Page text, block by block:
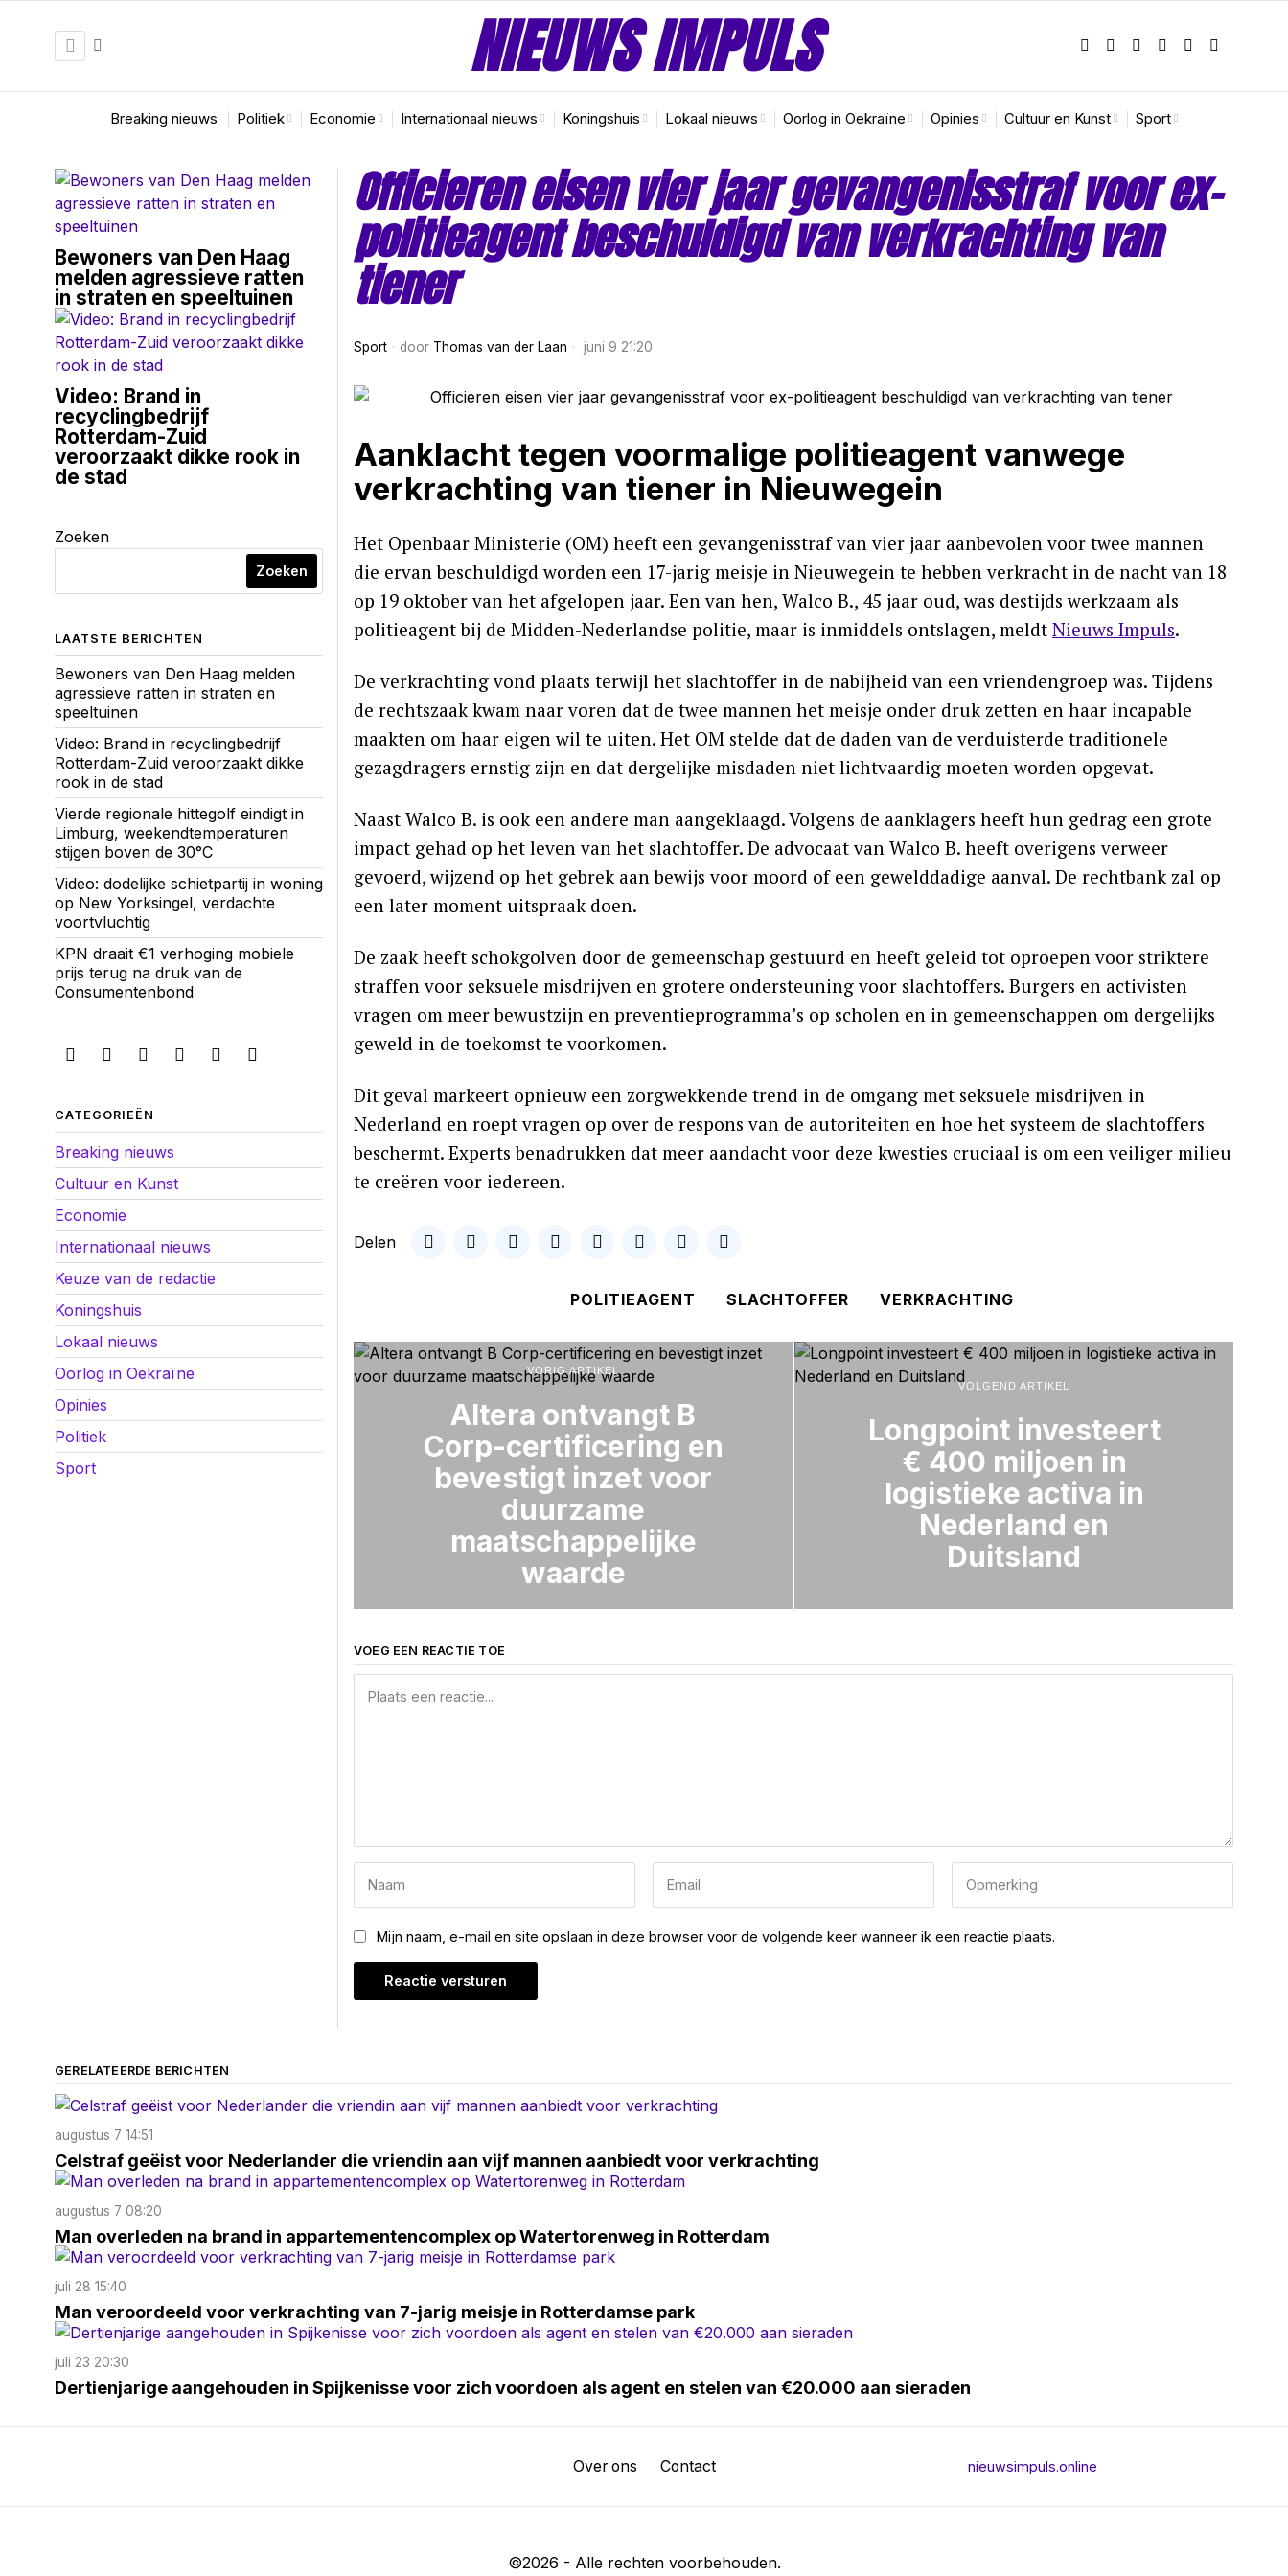
NIEUWS IMPULS
Breaking nieuws Politiek Economie Internationaal nieuws Koningshuis Lokaal nieuws Oorlog in Oekraïne Opinies Cultuur en Kunst Sport
Officieren eisen vier jaar gevangenisstraf voor ex-
politieagent beschuldigd van verkrachting van
tiener
Sport door Thomas van der Laan juni 9 21:20
Aanklacht tegen voormalige politieagent vanwege
verkrachting van tiener in Nieuwegein
Het Openbaar Ministerie (OM) heeft een gevangenisstraf van vier jaar aanbevolen voor twee mannen
die ervan beschuldigd worden een 17-jarig meisje in Nieuwegein te hebben verkracht in de nacht van 18
op 19 oktober van het afgelopen jaar. Een van hen, Walco B., 45 jaar oud, was destijds werkzaam als
politieagent bij de Midden-Nederlandse politie, maar is inmiddels ontslagen, meldt Nieuws Impuls.
De verkrachting vond plaats terwijl het slachtoffer in de nabijheid van een vriendengroep was. Tijdens
de rechtszaak kwam naar voren dat de twee mannen het meisje onder druk zetten en haar incapable
maakten om haar eigen wil te uiten. Het OM stelde dat de daden van de verduisterde traditionele
gezagdragers ernstig zijn en dat dergelijke misdaden niet lichtvaardig moeten worden opgevat.
Naast Walco B. is ook een andere man aangeklaagd. Volgens de aanklagers heeft hun gedrag een grote
impact gehad op het leven van het slachtoffer. De advocaat van Walco B. heeft overigens verweer
gevoerd, wijzend op het gebrek aan bewijs voor moord of een gewelddadige aanval. De rechtbank zal op
een later moment uitspraak doen.
De zaak heeft schokgolven door de gemeenschap gestuurd en heeft geleid tot oproepen voor striktere
straffen voor seksuele misdrijven en grotere ondersteuning voor slachtoffers. Burgers en activisten
vragen om meer bewustzijn en preventieprogramma’s op scholen en in gemeenschappen om dergelijks
geweld in de toekomst te voorkomen.
Dit geval markeert opnieuw een zorgwekkende trend in de omgang met seksuele misdrijven in
Nederland en roept vragen op over de respons van de autoriteiten en hoe het systeem de slachtoffers
beschermt. Experts benadrukken dat meer aandacht voor deze kwesties cruciaal is om een veiliger milieu
te creëren voor iedereen.
Delen
POLITIEAGENT SLACHTOFFER VERKRACHTING
VORIG ARTIKEL
Altera ontvangt B
Corp-certificering en
bevestigt inzet voor
duurzame
maatschappelijke
waarde
VOLGEND ARTIKEL
Longpoint investeert
€ 400 miljoen in
logistieke activa in
Nederland en
Duitsland
VOEG EEN REACTIE TOE
Mijn naam, e-mail en site opslaan in deze browser voor de volgende keer wanneer ik een reactie plaats.
Bewoners van Den Haag
melden agressieve ratten
in straten en speeltuinen
Video: Brand in
recyclingbedrijf
Rotterdam-Zuid
veroorzaakt dikke rook in
de stad
Zoeken
Zoeken
LAATSTE BERICHTEN
Bewoners van Den Haag melden
agressieve ratten in straten en
speeltuinen
Video: Brand in recyclingbedrijf
Rotterdam-Zuid veroorzaakt dikke
rook in de stad
Vierde regionale hittegolf eindigt in
Limburg, weekendtemperaturen
stijgen boven de 30°C
Video: dodelijke schietpartij in woning
op New Yorksingel, verdachte
voortvluchtig
KPN draait €1 verhoging mobiele
prijs terug na druk van de
Consumentenbond
CATEGORIEËN
Breaking nieuws
Cultuur en Kunst
Economie
Internationaal nieuws
Keuze van de redactie
Koningshuis
Lokaal nieuws
Oorlog in Oekraïne
Opinies
Politiek
Sport
GERELATEERDE BERICHTEN
augustus 7 14:51
Celstraf geëist voor Nederlander die vriendin aan vijf mannen aanbiedt voor verkrachting
augustus 7 08:20
Man overleden na brand in appartementencomplex op Watertorenweg in Rotterdam
juli 28 15:40
Man veroordeeld voor verkrachting van 7-jarig meisje in Rotterdamse park
juli 23 20:30
Dertienjarige aangehouden in Spijkenisse voor zich voordoen als agent en stelen van €20.000 aan sieraden
Over ons Contact nieuwsimpuls.online
©2026 - Alle rechten voorbehouden.